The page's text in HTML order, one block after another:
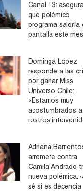
Canal 13:
que polémico
programa saldría
pantalla este mes
Dominga López
responde a las
por ganar Miss
Universo Chile:
«Estamos muy
acostumbrados a
rostros
Adriana
arremete contra
Camila Andrade
nueva polémica:
sé si es decencia